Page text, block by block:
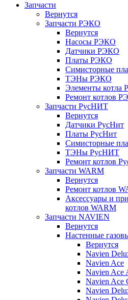
Запчасти
Вернутся
Запчасти РЭКО
Вернутся
Насосы РЭКО
Датчики РЭКО
Платы РЭКО
Симисторные
ТЭНы РЭКО
Элементы котла
Ремонт котлов
Запчасти РусНИТ
Вернутся
Датчики РусНит
Платы РусНит
Симисторные
ТЭНы РусНИТ
Ремонт котлов
Запчасти WARM
Вернутся
Ремонт котлов
Аксессуары и
котлов WARM
Запчасти NAVIEN
Вернутся
Настенные
Вернутся
Navien
Navien Ace
Navien Ace
Navien Ace
Navien